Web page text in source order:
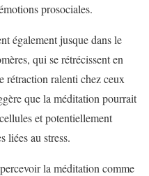
prosociales.
également jusque dans le
qui se rétrécissent en
rétraction ralenti chez ceux
que la méditation pourrait
et potentiellement
liées au stress.
la méditation comme